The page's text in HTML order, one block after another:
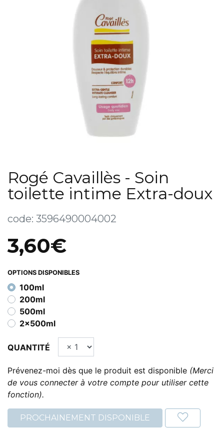
Rogé Cavaillès - Soin
toilette intime Extra-doux
code: 3596490004002
3,60€
OPTIONS DISPONIBLES
100ml
200ml
500ml
2x500ml
QUANTITÉ
Prévenez-moi dès que le produit est disponible (Merci
de vous connecter à votre compte pour utiliser cette
fonction).
PROCHAINEMENT DISPONIBLE